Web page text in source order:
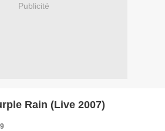
Publicité
Rain (Live 2007)